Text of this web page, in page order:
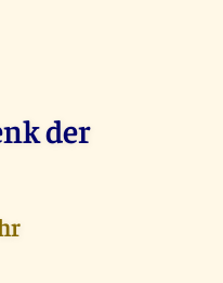
der